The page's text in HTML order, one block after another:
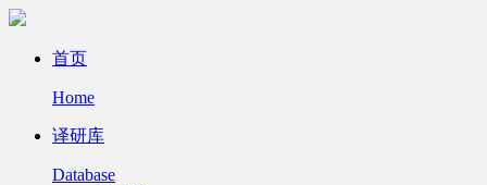
首页
Home
译研库
Database